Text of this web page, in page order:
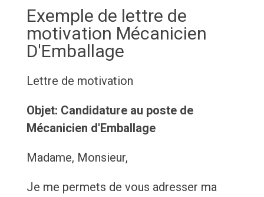
Exemple de lettre de
motivation Mécanicien
D'Emballage
Lettre de motivation
Objet: Candidature au poste de
Mécanicien d'Emballage
Madame, Monsieur,
Je me permets de vous adresser ma